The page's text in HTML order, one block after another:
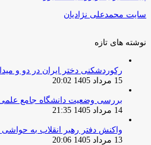
سایت محمدعلی نژادیان
نوشته های تازه
رکوردشکنی دختر ایران در دو و
15 مرداد 1405 20:02
بررسی وضعیت دانشگاه جامع علمی
14 مرداد 1405 21:35
واکنش دفتر رهبر انقلاب به
13 مرداد 1405 20:06